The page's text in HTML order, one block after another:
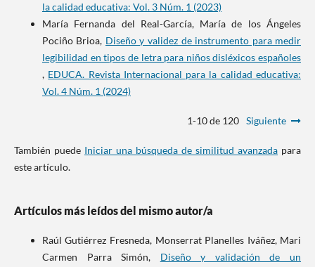
la calidad educativa: Vol. 3 Núm. 1 (2023)
María Fernanda del Real-García, María de los Ángeles
Pociño Brioa, Diseño y validez de instrumento para medir
legibilidad en tipos de letra para niños disléxicos españoles
, EDUCA. Revista Internacional para la calidad educativa:
Vol. 4 Núm. 1 (2024)
1-10 de 120 Siguiente
También puede Iniciar una búsqueda de similitud avanzada para
este artículo.
Artículos más leídos del mismo autor/a
Raúl Gutiérrez Fresneda, Monserrat Planelles Iváñez, Mari
Carmen Parra Simón, Diseño y validación de un